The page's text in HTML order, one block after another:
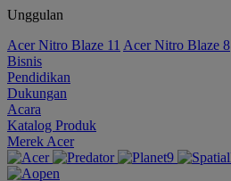
Unggulan
Acer Nitro Blaze 11 Acer Nitro Blaze 8
Bisnis
Pendidikan
Dukungan
Acara
Katalog Produk
Merek Acer